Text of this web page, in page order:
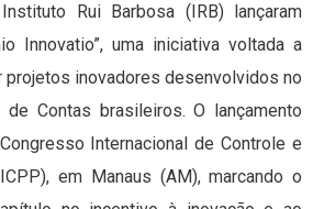
Rui Barbosa (IRB) lançaram
Innovatio”, uma iniciativa voltada a
projetos inovadores desenvolvidos no
Contas brasileiros. O lançamento
Internacional de Controle e
em Manaus (AM), marcando o